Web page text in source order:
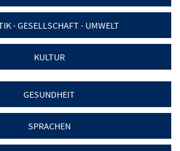
- GESELLSCHAFT - UMWELT
KULTUR
GESUNDHEIT
SPRACHEN